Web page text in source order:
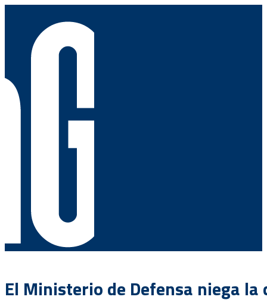
El Ministerio de Defensa niega la